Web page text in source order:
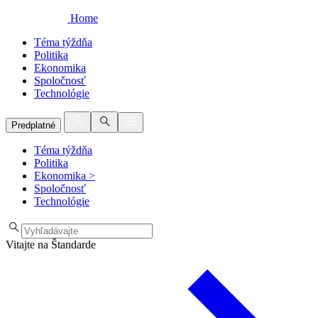
Home
Téma týždňa
Politika
Ekonomika
Spoločnosť
Technológie
Predplatné
Téma týždňa
Politika
Ekonomika >
Spoločnosť
Technológie
Vitajte na Štandarde